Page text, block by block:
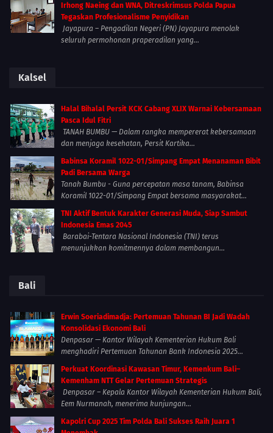
Irhong Naeing dan WNA, Ditreskrimsus Polda Papua
Tegaskan Profesionalisme Penyidikan
Jayapura – Pengadilan Negeri (PN) Jayapura menolak
seluruh permohonan praperadilan yang...
Kalsel
Halal Bihalal Persit KCK Cabang XLIX Warnai Kebersamaan
Pasca Idul Fitri
TANAH BUMBU — Dalam rangka mempererat kebersamaan
dan menjaga kesehatan, Persit Kartika...
Babinsa Koramil 1022-01/Simpang Empat Menanaman Bibit
Padi Bersama Warga
Tanah Bumbu - Guna percepatan masa tanam, Babinsa
Koramil 1022-01/Simpang Empat bersama masyarakat...
TNI Aktif Bentuk Karakter Generasi Muda, Siap Sambut
Indonesia Emas 2045
Barabai-Tentara Nasional Indonesia (TNI) terus
menunjukkan komitmennya dalam membangun...
Bali
Erwin Soeriadimadja: Pertemuan Tahunan BI Jadi Wadah
Konsolidasi Ekonomi Bali
Denpasar — Kantor Wilayah Kementerian Hukum Bali
menghadiri Pertemuan Tahunan Bank Indonesia 2025...
Perkuat Koordinasi Kawasan Timur, Kemenkum Bali–
Kemenham NTT Gelar Pertemuan Strategis
Denpasar – Kepala Kantor Wilayah Kementerian Hukum Bali,
Eem Nurmanah, menerima kunjungan...
Kapolri Cup 2025 Tim Polda Bali Sukses Raih Juara 1